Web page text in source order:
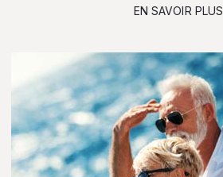
EN SAVOIR PLUS